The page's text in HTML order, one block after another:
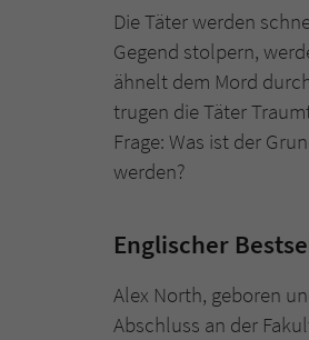
Die Täter werden
Gegend stolpern,
ähnelt dem Mord
trugen die Täter
Frage: Was ist der
werden?
Englischer
Alex North, geboren
Abschluss an der